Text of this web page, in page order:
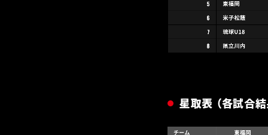
星取表 （各試合結